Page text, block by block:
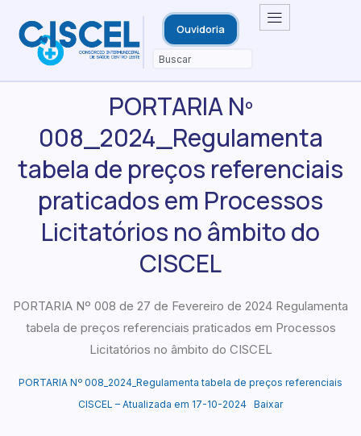
Ouvidoria
PORTARIA Nº
008_2024_Regulamenta
tabela de preços referenciais
praticados em Processos
Licitatórios no âmbito do
CISCEL
PORTARIA Nº 008 de 27 de Fevereiro de 2024 Regulamenta
tabela de preços referenciais praticados em Processos
Licitatórios no âmbito do CISCEL
PORTARIA Nº 008_2024_Regulamenta tabela de preços referenciais
CISCEL – Atualizada em 17-10-2024 Baixar